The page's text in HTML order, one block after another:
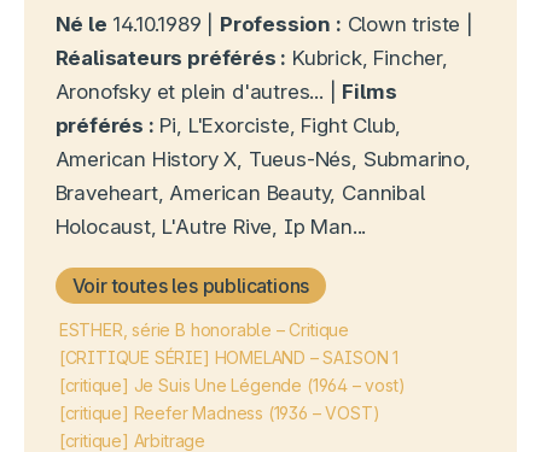
Né le 14.10.1989 | Profession : Clown triste |
Réalisateurs préférés : Kubrick, Fincher,
Aronofsky et plein d'autres... | Films
préférés : Pi, L'Exorciste, Fight Club,
American History X, Tueus-Nés, Submarino,
Braveheart, American Beauty, Cannibal
Holocaust, L'Autre Rive, Ip Man...
Voir toutes les publications
ESTHER, série B honorable – Critique
[CRITIQUE SÉRIE] HOMELAND – SAISON 1
[critique] Je Suis Une Légende (1964 – vost)
[critique] Reefer Madness (1936 – VOST)
[critique] Arbitrage